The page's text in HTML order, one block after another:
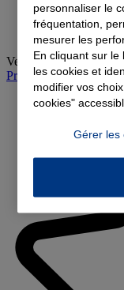
Vendredi: 09:00-
Prendre rendez-vous à
personnaliser le
fréquentation,
mesurer les
En cliquant sur le
les cookies et
modifier vos
cookies"
Gérer les